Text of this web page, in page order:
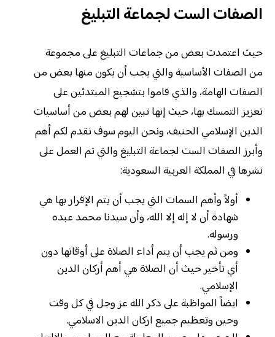
الصفات الست لجماعة التبليغ
حيث اعتمدت بعض من جماعات التبليغ على مجموعة
من الصفات الأساسية والتي يجب أن يكون منها بعض من
الصفات الهامة، والذي قاموا بتشجيع المبتدئين على
تعزيز التمسك بها، حيث إنها تبين لهم بعض من أساسيات
الدين الإسلامي الحنيف، ونحن اليوم سوف نقدم لكم أهم
وأبرز الصفات الست لجماعة التبليغ والتي تم العمل على
نشرها في المملكة العربية السعودية:
أولاً وأهم السمات التي يجب أن يتم الإقرار بها هي
شهادة أن لا إله إلا الله، وأن سيدنا محمد عبده
ورسوله.
ومن ثم يجب أن يتم أداء الصلاة على أوقاتها دون
أي تأخير حيث أن الصلاة هي أهم أركان الدين
الإسلامي.
ايضاً المواظبة على ذكر الله عز وجل في كل وقت
وحين وتعظيم جميع اركان الدين الاسلامي.